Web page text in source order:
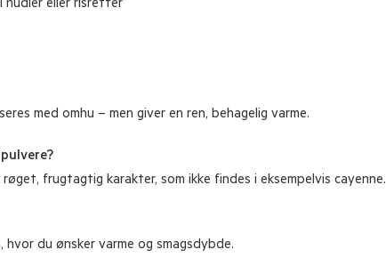
nudler eller risretter
med omhu – men giver en ren, behagelig varme.
frugtagtig karakter, som ikke findes i eksempelvis cayenne.
du ønsker varme og smagsdybde.